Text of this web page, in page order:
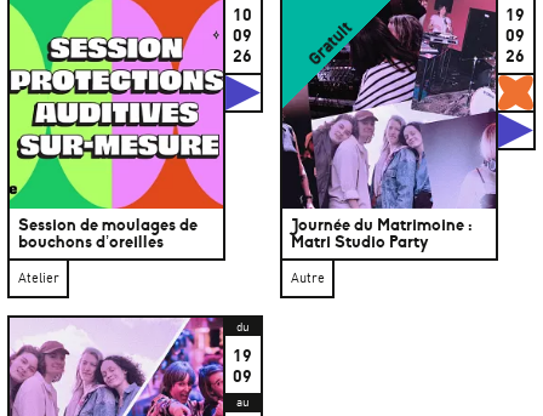
Session de moulages de
bouchons d’oreilles
10
09
26
Studios
Atelier
Gratuit
Journée du Matrimoine :
Matri Studio Party
19
09
26
Autre
du
19
09
au